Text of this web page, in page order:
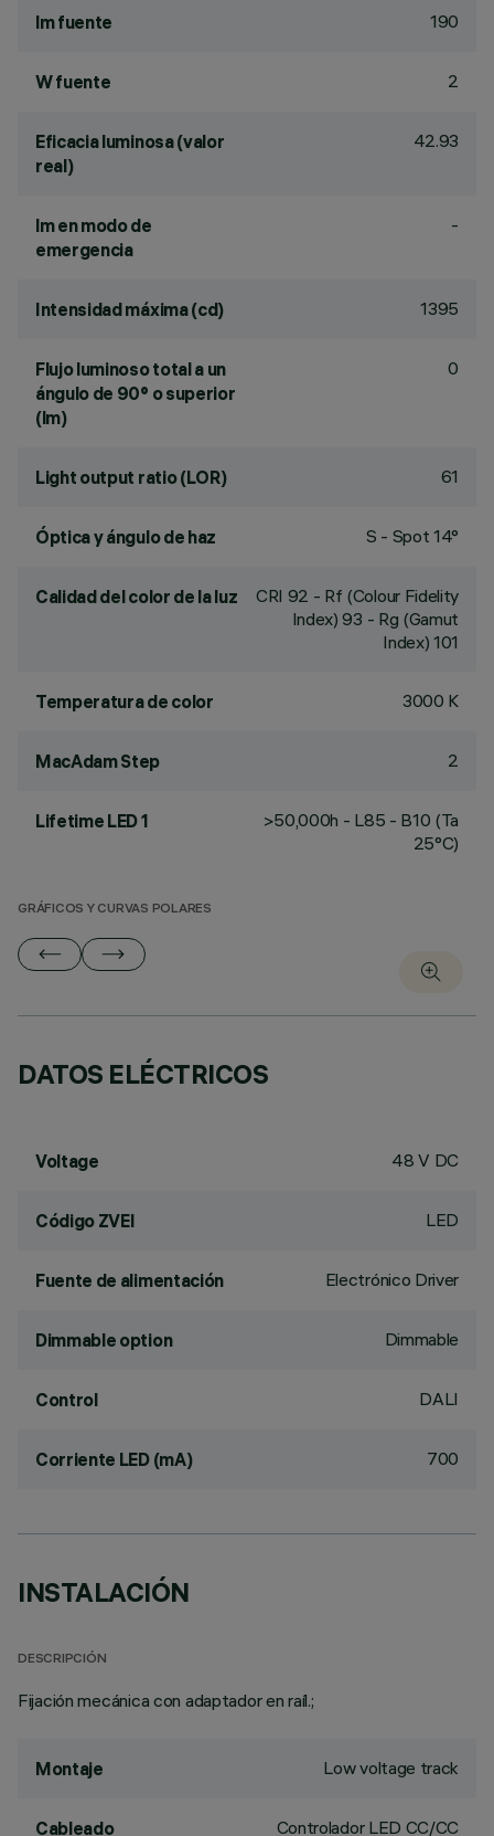
lm fuente 190
W fuente 2
Eficacia luminosa (valor
real)
42.93
lm en modo de
emergencia
-
Intensidad máxima (cd) 1395
Flujo luminoso total a un
ángulo de 90° o superior
(lm)
0
Light output ratio (LOR) 61
Óptica y ángulo de haz S - Spot 14°
Calidad del color de la luz CRI 92 - Rf (Colour Fidelity
Index) 93 - Rg (Gamut
Index) 101
Temperatura de color 3000 K
MacAdam Step 2
Lifetime LED 1
>50,000h - L85 - B10 (Ta
25°C)
GRÁFICOS Y CURVAS POLARES
DATOS ELÉCTRICOS
Voltage 48 V DC
Código ZVEI LED
Fuente de alimentación Electrónico Driver
Dimmable option Dimmable
Control DALI
Corriente LED (mA) 700
INSTALACIÓN
DESCRIPCIÓN
Fijación mecánica con adaptador en raíl.;
Montaje Low voltage track
Cableado
Controlador LED CC/CC